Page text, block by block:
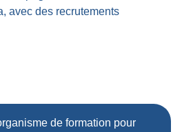
avec des recrutements
de formation pour